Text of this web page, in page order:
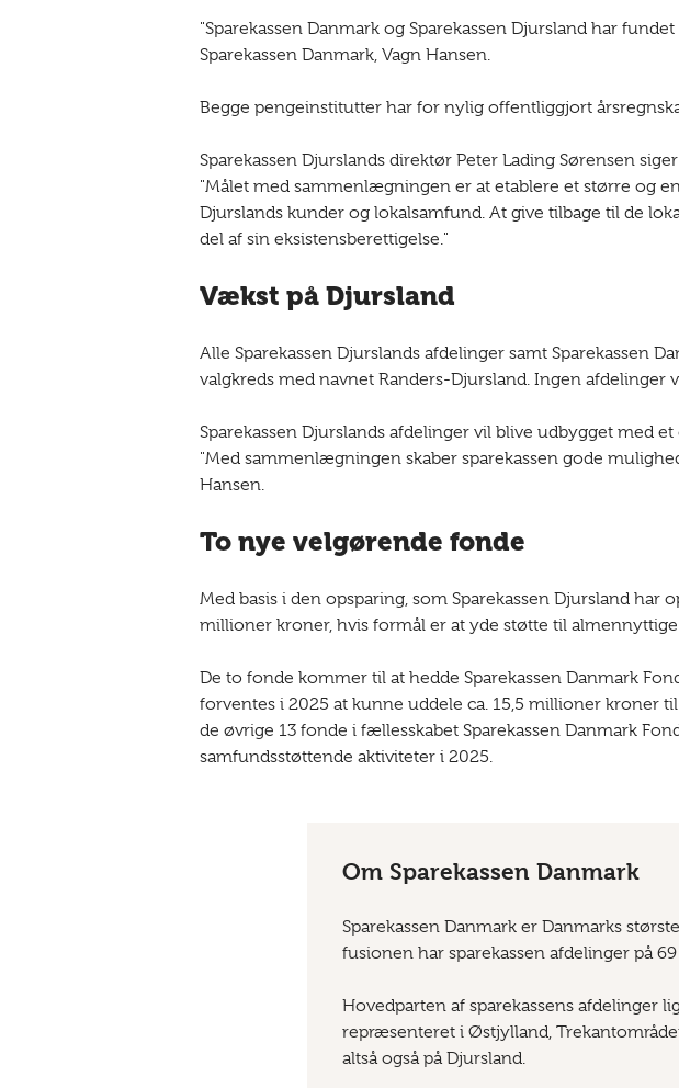
"Sparekassen Danmark og Sparekassen Djursland har
Sparekassen Danmark, Vagn Hansen.
Begge pengeinstitutter har for nylig offentliggjort
Sparekassen Djurslands direktør Peter Lading Sørensen
"Målet med sammenlægningen er at etablere et større og
Djurslands kunder og lokalsamfund. At give tilbage til de
del af sin eksistensberettigelse."
Vækst på Djursland
Alle Sparekassen Djurslands afdelinger samt Sparekassen
valgkreds med navnet Randers-Djursland. Ingen
Sparekassen Djurslands afdelinger vil blive udbygget med
"Med sammenlægningen skaber sparekassen gode
Hansen.
To nye velgørende fonde
Med basis i den opsparing, som Sparekassen Djursland
millioner kroner, hvis formål er at yde støtte til
De to fonde kommer til at hedde Sparekassen Danmark
forventes i 2025 at kunne uddele ca. 15,5 millioner kroner
de øvrige 13 fonde i fællesskabet Sparekassen Danmark
samfundsstøttende aktiviteter i 2025.
Om Sparekassen Danmark
Sparekassen Danmark er Danmarks
fusionen har sparekassen afdelinger på
Hovedparten af sparekassens afdelinger
repræsenteret i Østjylland,
altså også på Djursland.